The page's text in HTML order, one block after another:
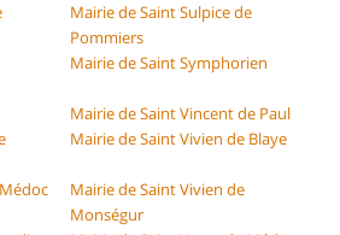
Mairie de Saint Sulpice de
Pommiers
Mairie de Saint Symphorien
Mairie de Saint Vincent de Paul
Mairie de Saint Vivien de Blaye
Mairie de Saint Vivien de
Monségur